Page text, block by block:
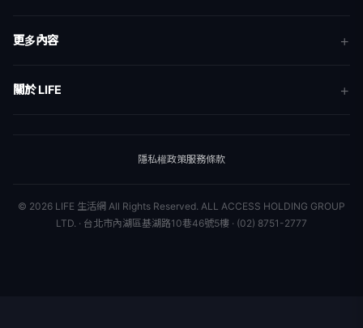
健康
更多內容
關於 LIFE
隱私權政策服務條款
© 2026 LIFE 生活網 All Rights Reserved. ALL ACCESS HOLDING GROUP
LTD. · 台北市內湖區基湖路10巷46號5樓 · (02) 8751-2777